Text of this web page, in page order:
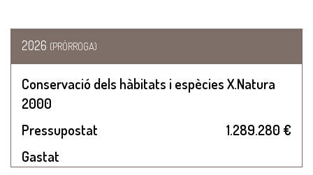
2026 (PRÒRROGA)
Conservació dels hàbitats i espècies X.Natura
2000
Pressupostat
1.289.280 €
Gastat